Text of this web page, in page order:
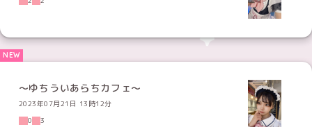
〜ゆちういあらちカフェ〜
2023年07月21日 13時12分
0
3